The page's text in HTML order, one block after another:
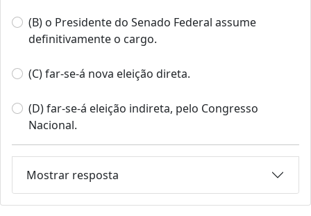
(B) o Presidente do Senado Federal assume
definitivamente o cargo.
(C) far‐se‐á nova eleição direta.
(D) far‐se‐á eleição indireta, pelo Congresso
Nacional.
Mostrar resposta